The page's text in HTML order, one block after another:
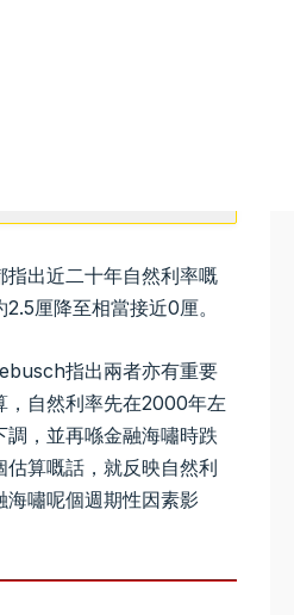
指出近二十年自然利率嘅
厘降至相當接近0厘。
指出兩者亦有重要
，自然利率先在2000年左
，並再喺金融海嘯時跌
估算嘅話，就反映自然利
海嘯呢個週期性因素影